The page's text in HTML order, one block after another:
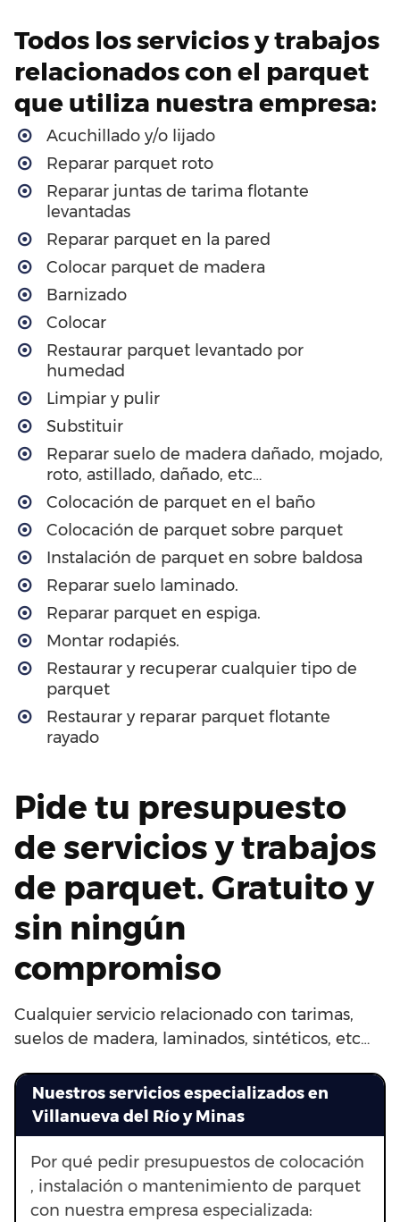
Todos los servicios y trabajos
relacionados con el parquet
que utiliza nuestra empresa:
Acuchillado y/o lijado
Reparar parquet roto
Reparar juntas de tarima flotante
levantadas
Reparar parquet en la pared
Colocar parquet de madera
Barnizado
Colocar
Restaurar parquet levantado por
humedad
Limpiar y pulir
Substituir
Reparar suelo de madera dañado, mojado,
roto, astillado, dañado, etc…
Colocación de parquet en el baño
Colocación de parquet sobre parquet
Instalación de parquet en sobre baldosa
Reparar suelo laminado.
Reparar parquet en espiga.
Montar rodapiés.
Restaurar y recuperar cualquier tipo de
parquet
Restaurar y reparar parquet flotante
rayado
Pide tu presupuesto
de servicios y trabajos
de parquet. Gratuito y
sin ningún
compromiso
Cualquier servicio relacionado con tarimas,
suelos de madera, laminados, sintéticos, etc…
Nuestros servicios especializados en
Villanueva del Río y Minas
Por qué pedir presupuestos de colocación
, instalación o mantenimiento de parquet
con nuestra empresa especializada: